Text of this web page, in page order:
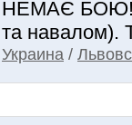
НЕМАЄ БОЮ!
та навалом).
Украина /